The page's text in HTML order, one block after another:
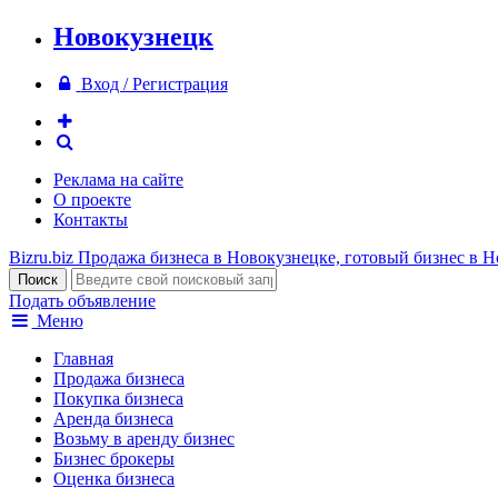
Новокузнецк
Вход / Регистрация
Реклама на сайте
О проекте
Контакты
Bizru.biz Продажа бизнеса в Новокузнецке, готовый бизнес в
Подать объявление
Меню
Главная
Продажа бизнеса
Покупка бизнеса
Аренда бизнеса
Возьму в аренду бизнес
Бизнес брокеры
Оценка бизнеса